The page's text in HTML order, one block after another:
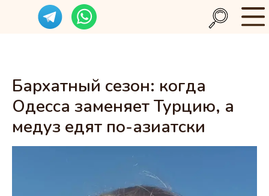
Бархатный сезон: когда
Одесса заменяет Турцию, а
медуз едят по-азиатски